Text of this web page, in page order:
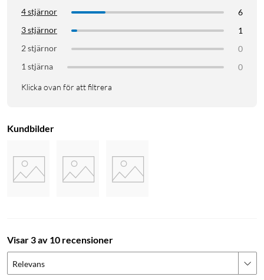
4 stjärnor
6
3 stjärnor
1
2 stjärnor
0
1 stjärna
0
Klicka ovan för att filtrera
Kundbilder
Visar 3 av 10 recensioner
Relevans